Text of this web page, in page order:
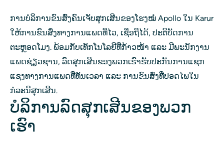
ການບໍລິການຂົນສົ່ງຄົນເຈັບສຸກເສີນຂອງໂຮງໝໍ Apollo ໃນ Karur
ໃຫ້ການຂົນສົ່ງທາງການແພດທີ່ໄວ, ເຊື່ອຖືໄດ້, ປະຕິບັດການ
ຕະຫຼອດໂມງ. ພ້ອມກັບເທັກໂນໂລຍີທີ່ກ້າວໜ້າ ແລະ ມີພະນັກງານ
ແພດຊ່ຽວຊານ, ລົດສຸກເສີນຂອງພວກເຮົາຮັບປະກັນການແຊກ
ແຊງທາງການແພດທີ່ທັນເວລາ ແລະ ການຂົນສົ່ງທີ່ປອດໄພໃນ
ກໍລະນີສຸກເສີນ.
ບໍລິການລົດສຸກເສີນຂອງພວກ
ເຮົາ